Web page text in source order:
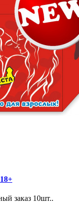
заказ 10шт..